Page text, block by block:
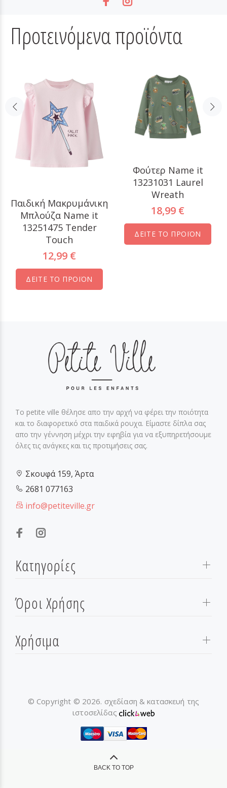
Προτεινόμενα προϊόντα
Παιδική Μακρυμάνικη
Μπλούζα Name it
13251475 Tender
Touch
12,99 €
ΔΕΙΤΕ ΤΟ ΠΡΟΪΟΝ
Φούτερ Name it
13231031 Laurel
Wreath
18,99 €
ΔΕΙΤΕ ΤΟ ΠΡΟΪΟΝ
Το petite ville θέλησε απο την αρχή να φέρει την ποιότητα
και το διαφορετικό στα παιδικά ρουχα. Είμαστε δίπλα σας
απο την γέννηση μέχρι την εφηβία για να εξυπηρετήσουμε
όλες τις ανάγκες και τις προτιμήσεις σας.
Σκουφά 159, Άρτα
2681 077163
info@petiteville.gr
Κατηγορίες
Όροι Χρήσης
Χρήσιμα
© Copyright © 2026. σχεδίαση & κατασκευή της
ιστοσελίδας
BACK TO TOP